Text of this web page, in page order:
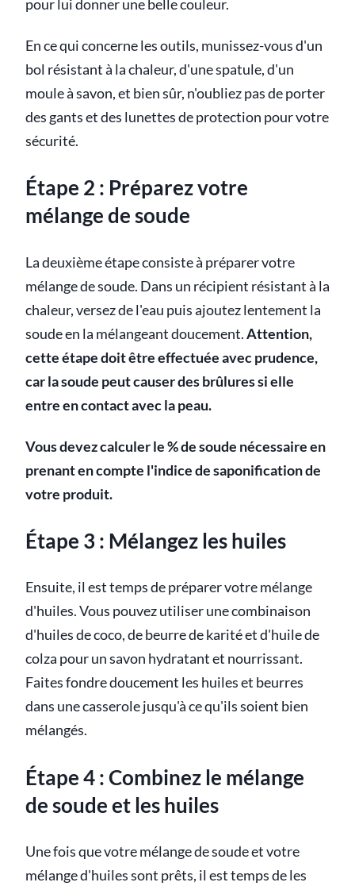
pour lui donner une belle couleur.
En ce qui concerne les outils, munissez-vous d'un
bol résistant à la chaleur, d'une spatule, d'un
moule à savon, et bien sûr, n'oubliez pas de porter
des gants et des lunettes de protection pour votre
sécurité.
Étape 2 : Préparez votre
mélange de soude
La deuxième étape consiste à préparer votre
mélange de soude. Dans un récipient résistant à la
chaleur, versez de l'eau puis ajoutez lentement la
soude en la mélangeant doucement.Attention,
cette étape doit être effectuée avec prudence,
car la soude peut causer des brûlures si elle
entre en contact avec la peau.
Vous devez calculer le % de soude nécessaire en
prenant en compte l'indice de saponification de
votre produit.
Étape 3 : Mélangez les huiles
Ensuite, il est temps de préparer votre mélange
d'huiles. Vous pouvez utiliser une combinaison
d'huiles de coco, de beurre de karité et d'huile de
colza pour un savon hydratant et nourrissant.
Faites fondre doucement les huiles et beurres
dans une casserole jusqu'à ce qu'ils soient bien
mélangés.
Étape 4 : Combinez le mélange
de soude et les huiles
Une fois que votre mélange de soude et votre
mélange d'huiles sont prêts, il est temps de les